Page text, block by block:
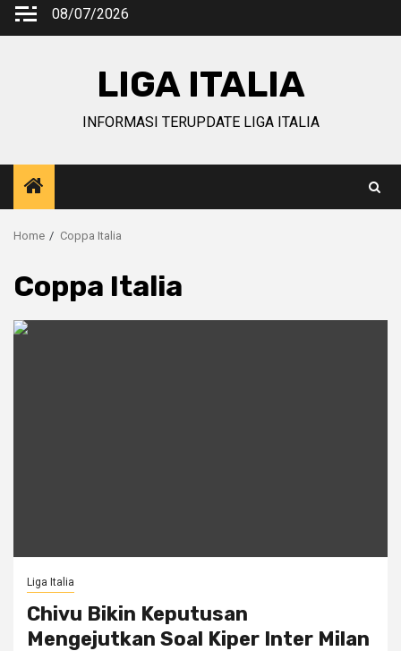
Skip
08/07/2026
LIGA ITALIA
INFORMASI TERUPDATE LIGA ITALIA
Home Coppa Italia
Coppa Italia
Liga Italia
Chivu Bikin Keputusan
Mengejutkan Soal Kiper Inter Milan